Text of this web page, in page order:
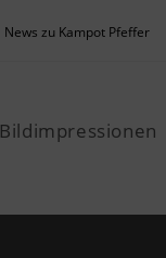
News zu Kampot Pfeffer
Bildimpressionen